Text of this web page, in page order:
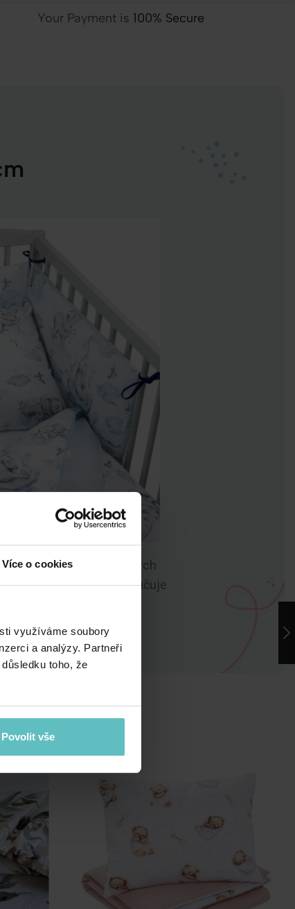
Více o cookies
využíváme soubory
a analýzy. Partneři
toho, že
Povolit vše
Your Payment is 100% Secure
výroby. Jsou bez tvrdých
OEKO-TEX®, který zaručuje